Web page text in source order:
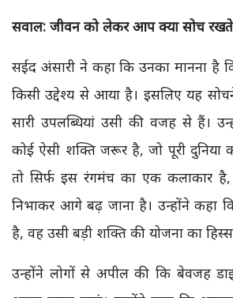
सवाल: जीवन को लेकर आप क्या सोच
सईद अंसारी ने कहा कि उनका मानना है
किसी उद्देश्य से आया है। इसलिए यह
सारी उपलब्धियां उसी की वजह से हैं।
कोई ऐसी शक्ति जरूर है, जो पूरी दुनिया
तो सिर्फ इस रंगमंच का एक कलाकार है,
निभाकर आगे बढ़ जाना है। उन्होंने कहा
है, वह उसी बड़ी शक्ति की योजना का
उन्होंने लोगों से अपील की कि बेवजह